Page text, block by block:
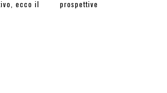
ecco il
prospettive